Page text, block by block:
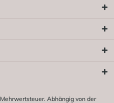
Abhängig von der